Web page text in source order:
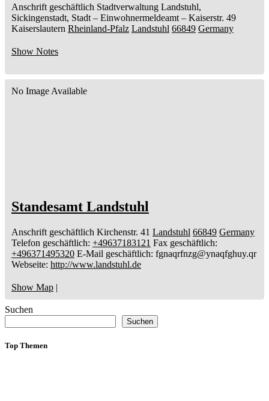
Anschrift geschäftlich Stadtverwaltung Landstuhl,
Sickingenstadt, Stadt – Einwohnermeldeamt – Kaiserstr. 49
Kaiserslautern Rheinland-Pfalz Landstuhl 66849 Germany
Show Notes
No Image Available
Standesamt Landstuhl
Anschrift geschäftlich Kirchenstr. 41 Landstuhl 66849 Germany
Telefon geschäftlich: +49637183121 Fax geschäftlich:
+496371495320 E-Mail geschäftlich: fgnaqrfnzg@ynaqfghuy.qr
Webseite: http://www.landstuhl.de
Show Map |
Suchen
Suchen
Top Themen